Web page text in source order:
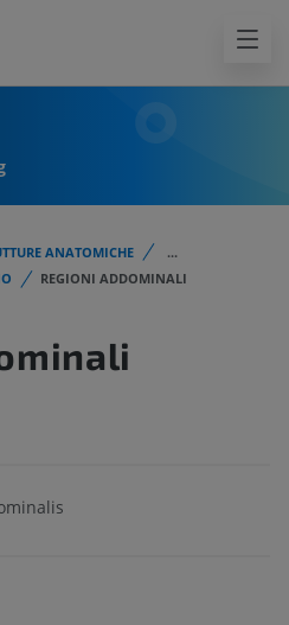
ANATOMICHE
...
REGIONI ADDOMINALI